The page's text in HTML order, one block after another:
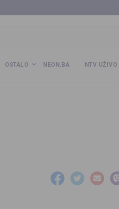
OSTALO NEON.BA NTV UŽIVO